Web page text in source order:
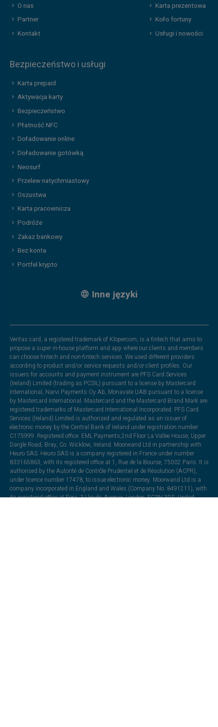
O nas
Partner
Kontakt
Karta prezentowa
Koło fortuny
Usługi i nowości
Bezpieczeństwo i usługi
Karta prepaid
Aktywacja karty
Bezpieczeństwo
Płatność NFC
Doładowanie online
Doładowanie gotówką
Neosurf
Przelew natychmiastowy
Oszustwa
Karta pracownicza
Podróże
Zakaz bankowy
Bez konta
Portfel krypto
Inne języki
Veritas card, a registered trademark of Klopercom, is a fintech that aims to
propose a super in-house platform and app where our clients and members
can choose fintech and non-fintech services. We used different providers
according to product and/or service requests and/or client profiles. Our
issuers for accounts and payment instrument are PFS Card Services
(Ireland) Limited (trading as PCSIL) pursuant to a license by Mastercard
International, Narvi Payments Oy Ab, Monavate UAB pursuant to a license
by Mastercard International. Mastercard and the Mastercard Brand Mark are
registered trademarks of Mastercard International Incorporated. PFS Card
Services (Ireland) Limited is authorized and regulated as an issuer of
electronic money by the Central Bank of Ireland under registration number
C175999. Registered office: EML Payments,2nd Floor La Vallee House, Upper
Dargle Road, Bray, Co. Wicklow, Ireland. Moorwand Ltd in partnership with
Heuro SAS. Heuro SAS is a company registered in France under number
833165863, with its registered office at 1, Rue de la Bourse, 75002 Paris. It is
authorised by the Autorité de Contrôle Prudentiel et de Résolution (ACPR),
under licence number 17478, to issue electronic money. Moorwand Ltd is a
company incorporated in England and Wales (Company No. 8491211), with
its registered office at Fora, 3 Lloyds Avenue, London, EC3N 3DS, United